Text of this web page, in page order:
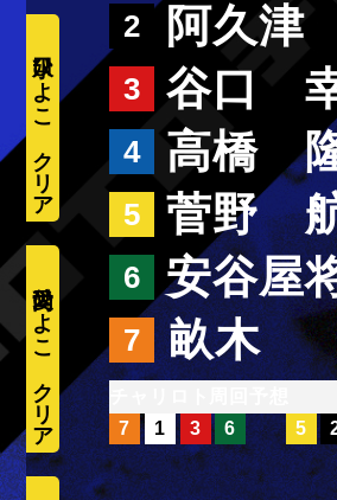
2 阿久
3 谷口
4 高橋
5 菅野
6 安谷屋
7 畝木
7
1 3 6 5
愛内ひよこ
水口ひよこ